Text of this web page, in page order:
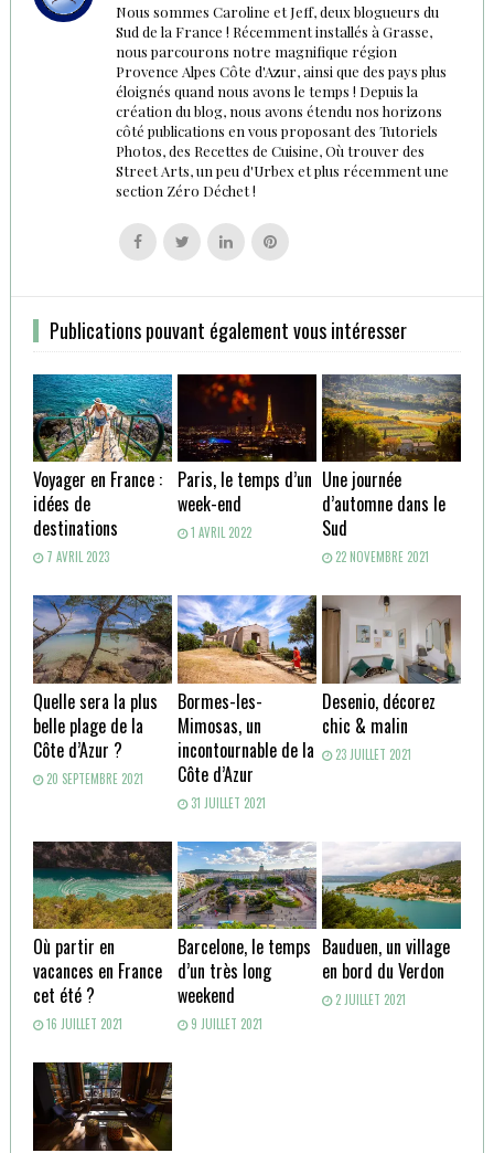
Nous sommes Caroline et Jeff, deux blogueurs du
Sud de la France ! Récemment installés à Grasse,
nous parcourons notre magnifique région
Provence Alpes Côte d'Azur, ainsi que des pays plus
éloignés quand nous avons le temps ! Depuis la
création du blog, nous avons étendu nos horizons
côté publications en vous proposant des Tutoriels
Photos, des Recettes de Cuisine, Où trouver des
Street Arts, un peu d'Urbex et plus récemment une
section Zéro Déchet !
Follow
us
Follow
us
Follow
us
Follow
us
Publications pouvant également vous intéresser
Voyager en France :
idées de
destinations
7 AVRIL 2023
Paris, le temps d’un
week-end
1 AVRIL 2022
Une journée
d’automne dans le
Sud
22 NOVEMBRE 2021
Quelle sera la plus
belle plage de la
Côte d’Azur ?
20 SEPTEMBRE 2021
Bormes-les-
Mimosas, un
incontournable de la
Côte d’Azur
31 JUILLET 2021
Desenio, décorez
chic & malin
23 JUILLET 2021
Où partir en
vacances en France
cet été ?
16 JUILLET 2021
Barcelone, le temps
d’un très long
weekend
9 JUILLET 2021
Bauduen, un village
en bord du Verdon
2 JUILLET 2021